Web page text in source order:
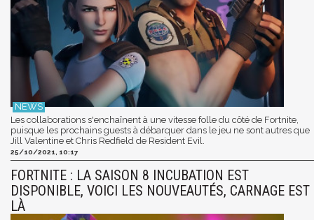
Les collaborations s'enchaînent à une vitesse folle du côté de Fortnite,
puisque les prochains guests à débarquer dans le jeu ne sont autres que
Jill Valentine et Chris Redfield de Resident Evil.
25/10/2021, 10:17
FORTNITE : LA SAISON 8 INCUBATION EST
DISPONIBLE, VOICI LES NOUVEAUTÉS, CARNAGE EST
LÀ